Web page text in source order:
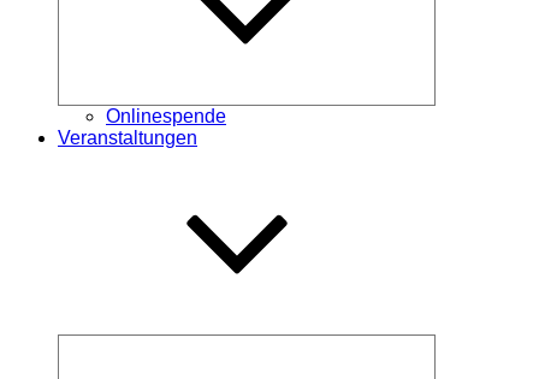
Onlinespende
Veranstaltungen